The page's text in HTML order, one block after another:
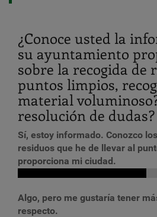
¿Conoce usted la
su ayuntamiento
sobre la recogida de
puntos limpios,
material
resolución de dudas?
Sí, estoy informado. Conozco
residuos que he de llevar al
proporciona mi ciudad.
Algo, pero me gustaría tener
respecto.